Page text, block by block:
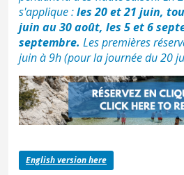
s'applique :les 20 et 21 juin,
juin au 30 août, les 5 et 6
septembre. Les premières
juin à 9h (pour la journée du 20
English version here